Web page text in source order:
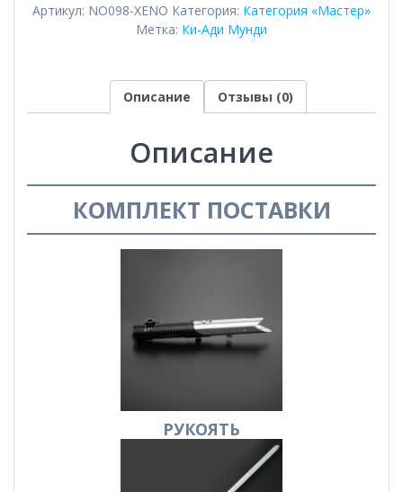
Артикул: NO098-XENO Категория: Категория «Мастер»
Метка: Ки-Ади Мунди
Описание Отзывы (0)
Описание
КОМПЛЕКТ ПОСТАВКИ
РУКОЯТЬ